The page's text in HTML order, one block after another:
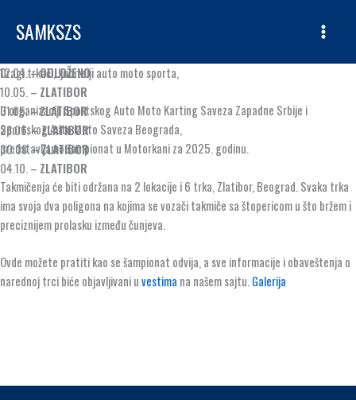
SAMKSZS
Dragi trkači, ljubitelji auto moto sporta,
U organizaciji Sportskog Auto Moto Karting Saveza Zapadne Srbije i
Sportskog Auto Moto Saveza Beograda,
predstavljamo šampionat u Motorkani za 2025. godinu.
Takmičenja će biti održana na 2 lokacije i 6 trka, Zlatibor, Beograd. Svaka trka
ima svoja dva poligona na kojima se vozači takmiče sa štopericom u što bržem i
preciznijem prolasku između čunjeva.
Ovde možete pratiti kao se šampionat odvija, a sve informacije i obaveštenja o
narednoj trci biće objavljivani uvestima na našem sajtu. Galerija
12.04. –ODLOŽENO
10.05. – ZLATIBOR
31.05. –ZLATIBOR
28.06. –ZLATIBOR
30.08. –ZLATIBOR
04.10. – ZLATIBOR